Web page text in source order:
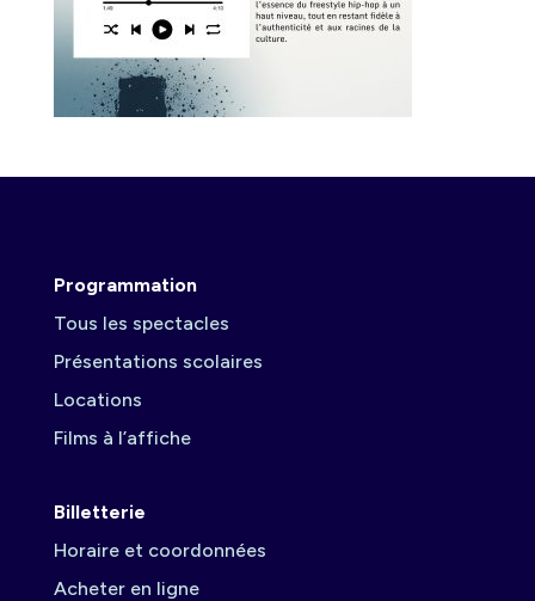
Programmation
Tous les spectacles
Présentations scolaires
Locations
Films à l’affiche
Billetterie
Horaire et coordonnées
Acheter en ligne